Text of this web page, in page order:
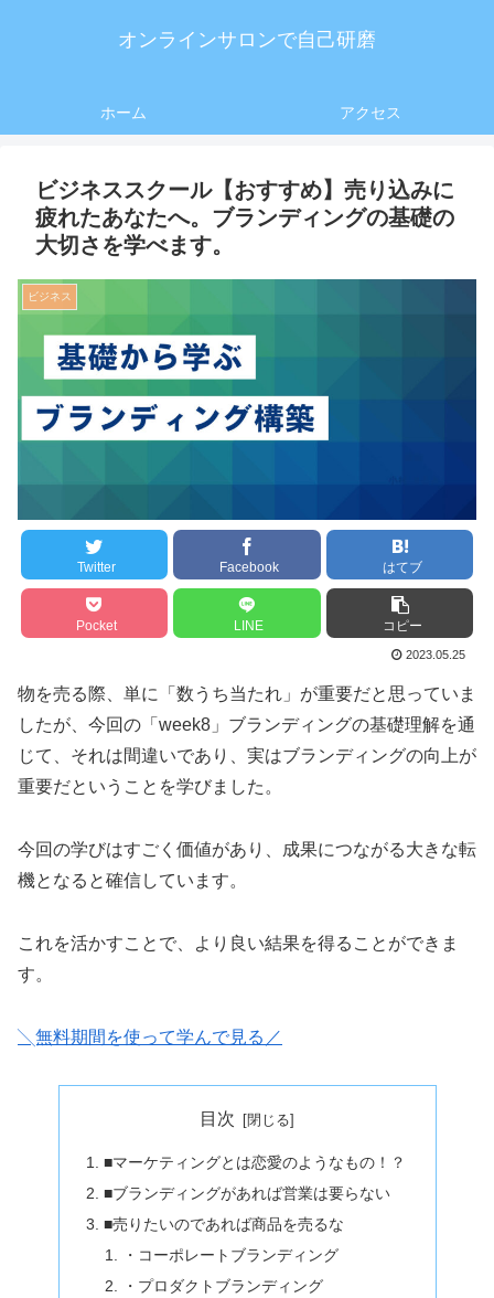
オンラインサロンで自己研磨
ホーム アクセス
ビジネススクール【おすすめ】売り込みに
疲れたあなたへ。ブランディングの基礎の
大切さを学べます。
ビジネス
Twitter Facebook はてブ
Pocket LINE コピー
2023.05.25
物を売る際、単に「数うち当たれ」が重要だと思っていま
したが、今回の「week8」ブランディングの基礎理解を通
じて、それは間違いであり、実はブランディングの向上が
重要だということを学びました。
今回の学びはすごく価値があり、成果につながる大きな転
機となると確信しています。
これを活かすことで、より良い結果を得ることができま
す。
╲無料期間を使って学んで見る／
目次
■マーケティングとは恋愛のようなもの！？
■ブランディングがあれば営業は要らない
■売りたいのであれば商品を売るな
・コーポレートブランディング
・プロダクトブランディング